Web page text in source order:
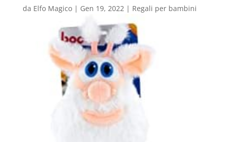
da Elfo Magico| Gen 19, 2022| Regali per bambini